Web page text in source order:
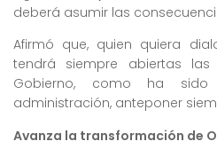
deberá asumir las
Afirmó que, quien quiera
tendrá siempre abiertas
Gobierno, como ha
administración, anteponer
Avanza la transformación de